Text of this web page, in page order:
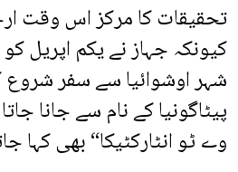
تحقیقات کا مرکز اس وقت
کیونکہ جہاز نے یکم اپریل
شہر اوشوائیا سے سفر شروع
پیٹاگونیا کے نام سے جانا
وے ٹو انٹارکٹیکا“ بھی کہا